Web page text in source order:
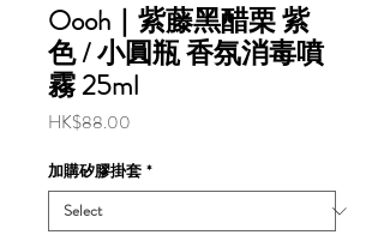
Oooh｜紫藤黑醋栗 紫
色 / 小圓瓶 香氛消毒噴
霧 25ml
HK$88.00
加購矽膠掛套 *